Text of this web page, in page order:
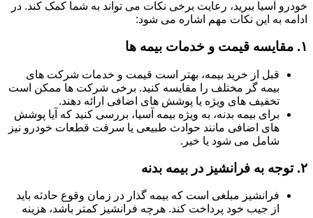
خودرو آسیا ببرید، رعایت برخی نکات می تواند به شما کمک کند. در
ادامه به این نکات مهم اشاره می شود:
۱. مقایسه قیمت و خدمات بیمه ها
قبل از خرید بیمه، بهتر است قیمت و خدمات شرکت های
بیمه گر مختلف را مقایسه کنید. برخی شرکت ها ممکن است
تخفیف های ویژه یا پوشش های اضافی ارائه دهند.
برای بیمه بدنه، به ویژه بیمه آسیا، بررسی کنید که آیا پوشش
های اضافی مانند حوادث طبیعی یا سرقت قطعات خودرو نیز
شامل می شود یا خیر.
۲. توجه به فرانشیز در بیمه بدنه
فرانشیز مبلغی است که بیمه گذار در زمان وقوع حادثه باید
از جیب خود پرداخت کند. هرچه فرانشیز کمتر باشد، هزینه